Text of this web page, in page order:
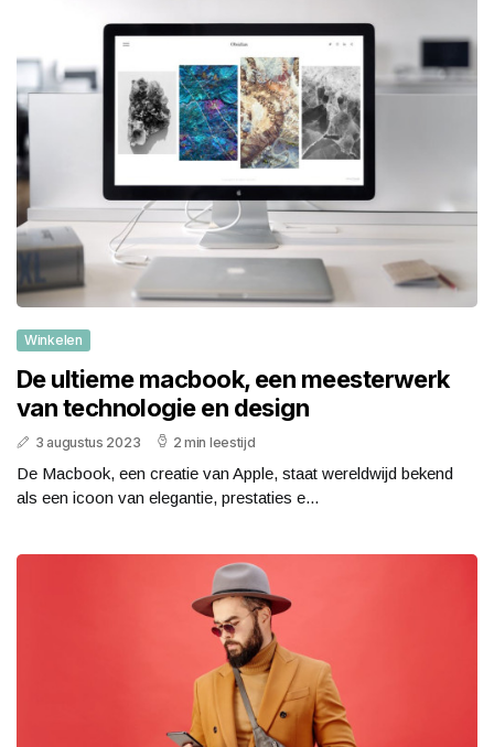
Winkelen
De ultieme macbook, een meesterwerk
van technologie en design
3 augustus 2023 2 min leestijd
De Macbook, een creatie van Apple, staat wereldwijd bekend
als een icoon van elegantie, prestaties e...